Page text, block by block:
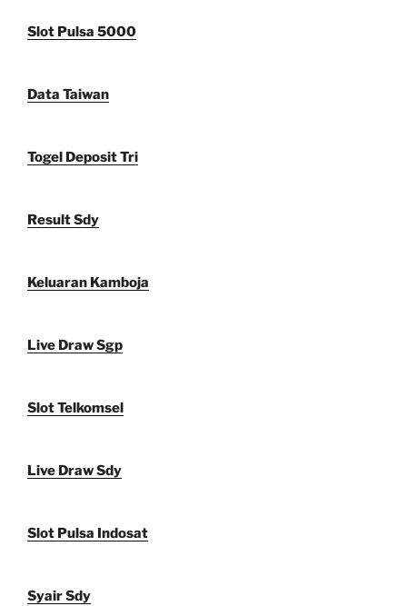
Slot Pulsa 5000
Data Taiwan
Togel Deposit Tri
Result Sdy
Keluaran Kamboja
Live Draw Sgp
Slot Telkomsel
Live Draw Sdy
Slot Pulsa Indosat
Syair Sdy